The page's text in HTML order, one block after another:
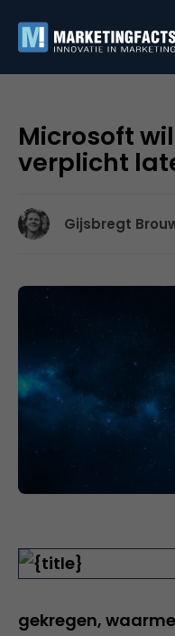
Microsoft
verplicht
Gijsbregt
gekregen,